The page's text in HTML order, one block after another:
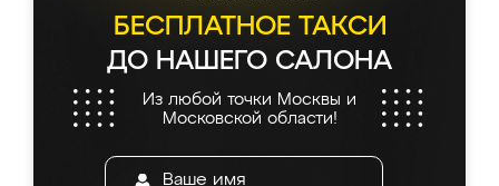
БЕСПЛАТНОЕ ТАКСИ
ДО НАШЕГО САЛОНА
Из любой точки Москвы и
Московской области!